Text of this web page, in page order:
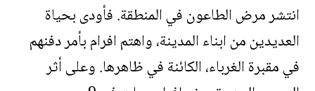
انتشر مرض الطاعون في المنطقة. فأودى بحياة
العديدين من ابناء المدينة، واهتم افرام بأمر دفنهم
في مقبرة الغرباء، الكائنة في ظاهرها. وعلى أثر